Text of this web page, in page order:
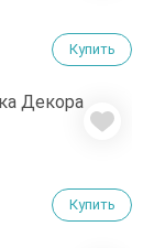
Купить
Купить